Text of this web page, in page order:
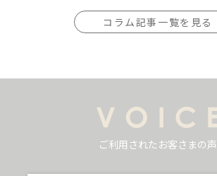
コラム記事一覧を見る
ご利用されたお客さまの声